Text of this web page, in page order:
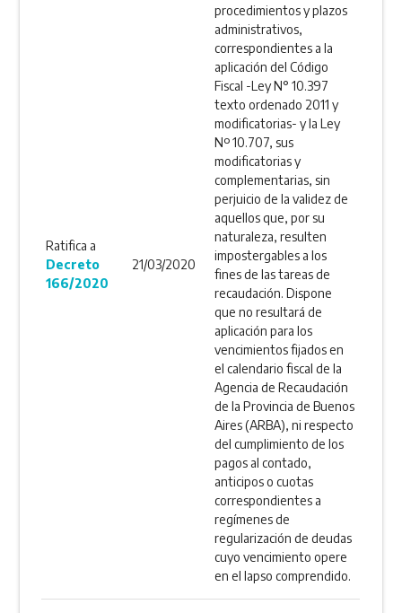
Ratifica a
Decreto
166/2020
21/03/2020
procedimientos y plazos
administrativos,
correspondientes a la
aplicación del Código
Fiscal -Ley N° 10.397
texto ordenado 2011 y
modificatorias- y la Ley
Nº 10.707, sus
modificatorias y
complementarias, sin
perjuicio de la validez de
aquellos que, por su
naturaleza, resulten
impostergables a los
fines de las tareas de
recaudación. Dispone
que no resultará de
aplicación para los
vencimientos fijados en
el calendario fiscal de la
Agencia de Recaudación
de la Provincia de Buenos
Aires (ARBA), ni respecto
del cumplimiento de los
pagos al contado,
anticipos o cuotas
correspondientes a
regímenes de
regularización de deudas
cuyo vencimiento opere
en el lapso comprendido.